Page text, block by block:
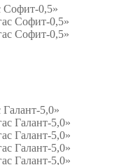
Софит-0,5»
5,0»